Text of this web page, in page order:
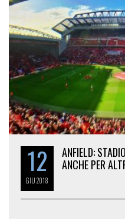
12
GIU2018
ANFIELD:
ANCHE PER